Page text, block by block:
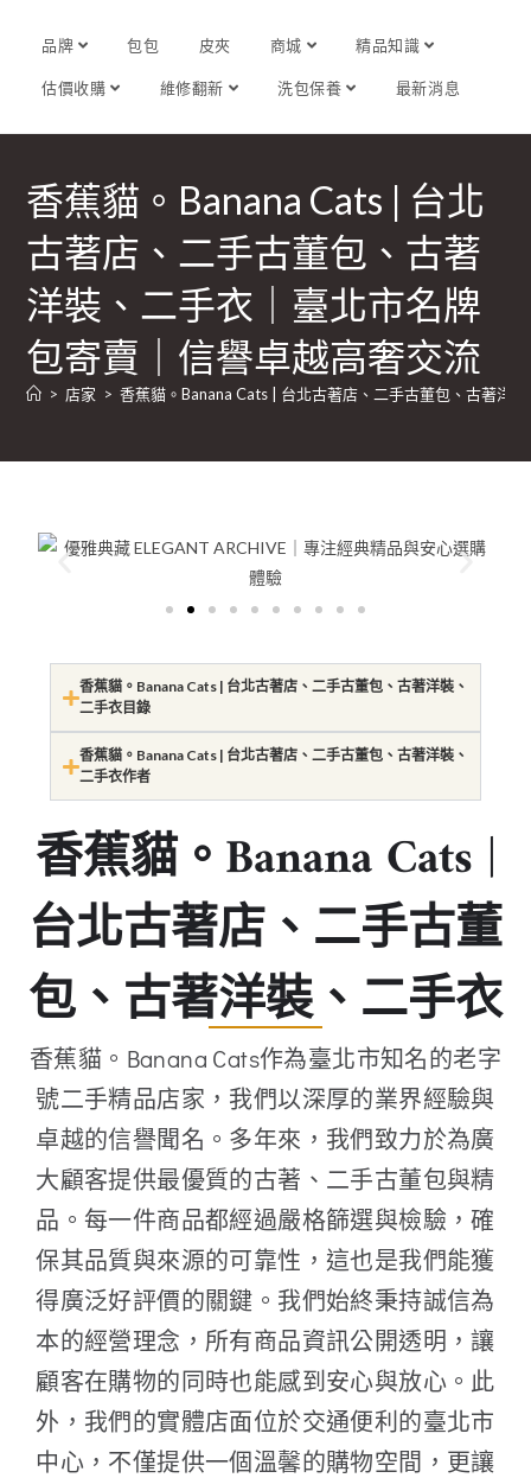
品牌 包包 皮夾 商城 精品知識
估價收購 維修翻新 洗包保養 最新消息
香蕉貓。Banana Cats | 台北
古著店、二手古董包、古著
洋裝、二手衣｜臺北市名牌
包寄賣｜信譽卓越高奢交流
> 店家 > 香蕉貓。Banana Cats | 台北古著店、二手古董包、古著洋
香蕉貓。Banana Cats | 台北古著店、二手古董包、古著洋裝、
二手衣目錄
香蕉貓。Banana Cats | 台北古著店、二手古董包、古著洋裝、
二手衣作者
香蕉貓。Banana Cats |
台北古著店、二手古董
包、古著洋裝、二手衣
香蕉貓。Banana Cats作為臺北市知名的老字
號二手精品店家，我們以深厚的業界經驗與
卓越的信譽聞名。多年來，我們致力於為廣
大顧客提供最優質的古著、二手古董包與精
品。每一件商品都經過嚴格篩選與檢驗，確
保其品質與來源的可靠性，這也是我們能獲
得廣泛好評價的關鍵。我們始終秉持誠信為
本的經營理念，所有商品資訊公開透明，讓
顧客在購物的同時也能感到安心與放心。此
外，我們的實體店面位於交通便利的臺北市
中心，不僅提供一個溫馨的購物空間，更讓